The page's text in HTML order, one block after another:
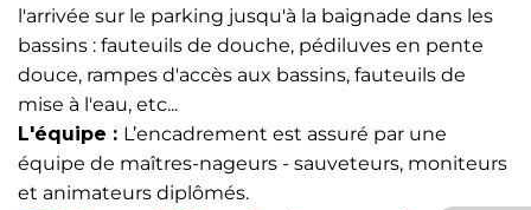
l'arrivée sur le parking jusqu'à la baignade dans les
bassins : fauteuils de douche, pédiluves en pente
douce, rampes d'accès aux bassins, fauteuils de
mise à l'eau, etc...
L'équipe : L’encadrement est assuré par une
équipe de maîtres-nageurs - sauveteurs, moniteurs
et animateurs diplômés.